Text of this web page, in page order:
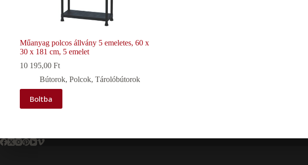
Műanyag polcos állvány 5 emeletes, 60 x
30 x 181 cm, 5 emelet
10 195,00 Ft
Bútorok, Polcok, Tárolóbútorok
Boltba